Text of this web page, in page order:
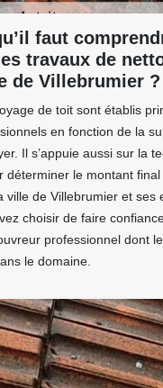
faut
travaux de
de Villebrumier ?
de toit sont établis
en fonction de la
Il s’appuie aussi sur la
déterminer le montant final
ville de Villebrumier et ses
choisir de faire
professionnel dont
le domaine.